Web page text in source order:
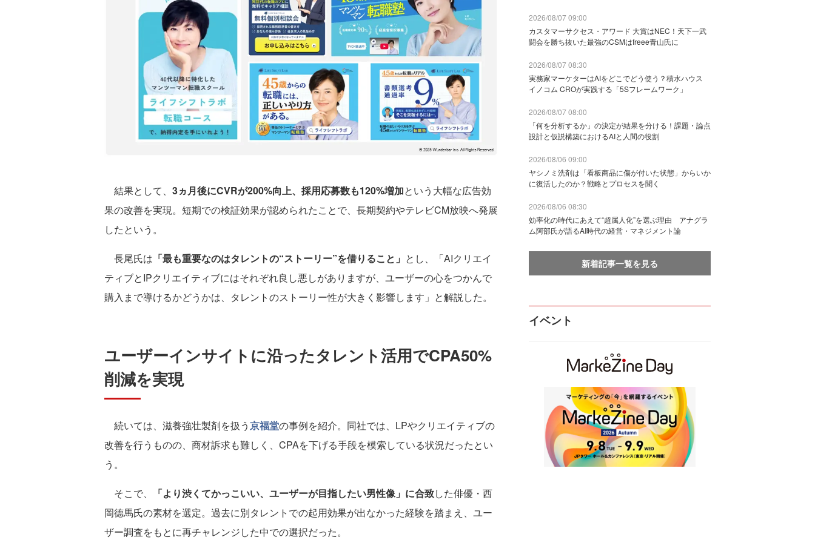
結果として、 3ヵ月後にCVRが200%向上、採用応募数も120%増加という大幅な広告効
果の改善を実現。短期での検証効果が認められたことで、長期契約やテレビCM放映へ発展
したという。
長尾氏は 「最も重要なのはタレントの“ストーリー”を借りること」 とし、「AIクリエイ
ティブとIPクリエイティブにはそれぞれ良し悪しがありますが、ユーザーの心をつかんで
購入まで導けるかどうかは、タレントのストーリー性が大きく影響します」と解説した。
ユーザーインサイトに沿ったタレント活用でCPA50%
削減を実現
続いては、滋養強壮製剤を扱う京福堂の事例を紹介。同社では、LPやクリエイティブの
改善を行うものの、商材訴求も難しく、CPAを下げる手段を模索している状況だったとい
う。
そこで、 「より渋くてかっこいい、ユーザーが目指したい男性像」に合致した俳優・西
岡德馬氏の素材を選定。過去に別タレントでの起用効果が出なかった経験を踏まえ、ユー
ザー調査をもとに再チャレンジした中での選択だった。
2026/08/07 09:00
カスタマーサクセス・アワード 大賞はNEC！天下一武
闘会を勝ち抜いた最強のCSMはfreee青山氏に
2026/08/07 08:30
実務家マーケターはAIをどこでどう使う？積水ハウス
イノコム CROが実践する「5Sフレームワーク」
2026/08/07 08:00
「何を分析するか」の決定が結果を分ける！課題・論点
設計と仮説構築におけるAIと人間の役割
2026/08/06 09:00
ヤシノミ洗剤は「看板商品に傷が付いた状態」からいか
に復活したのか？戦略とプロセスを聞く
2026/08/06 08:30
効率化の時代にあえて“超属人化”を選ぶ理由 アナグラ
ム阿部氏が語るAI時代の経営・マネジメント論
新着記事一覧を見る
イベント